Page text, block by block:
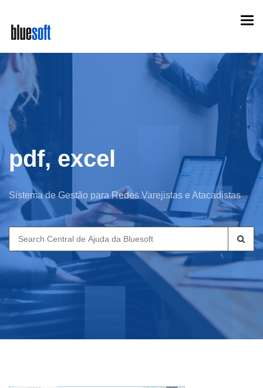
main
content
pdf, excel
Sistema de Gestão para Redes Varejistas e Atacadistas
Search
for: